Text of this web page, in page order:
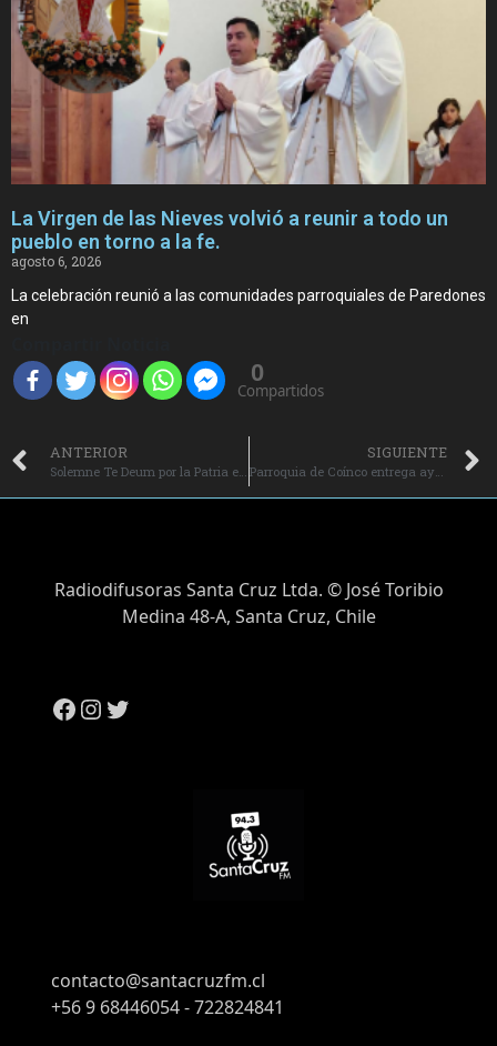
La Virgen de las Nieves volvió a reunir a todo un
pueblo en torno a la fe.
agosto 6, 2026
La celebración reunió a las comunidades parroquiales de Paredones
en
0
Compartidos
ANTERIOR SIGUIENTE
Radiodifusoras Santa Cruz Ltda. © José Toribio
Medina 48-A, Santa Cruz, Chile
contacto@santacruzfm.cl
+56 9 68446054 - 722824841